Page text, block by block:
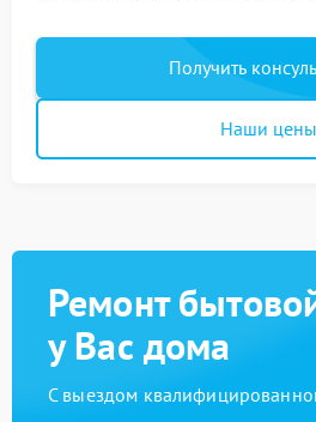
Получить
Наши цены
Ремонт
у Вас дома
С выездом